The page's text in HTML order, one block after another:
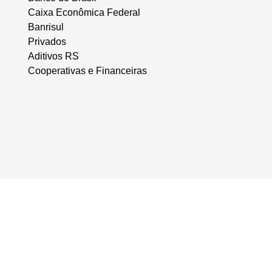
Caixa Econômica Federal
Banrisul
Privados
Aditivos RS
Cooperativas e Financeiras